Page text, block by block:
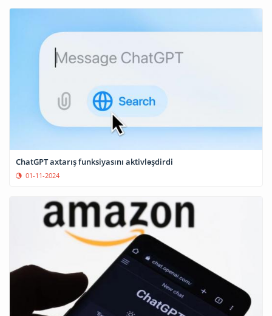
ChatGPT axtarış funksiyasını aktivləşdirdi
01-11-2024